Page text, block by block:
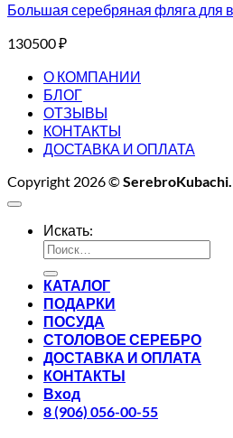
Большая серебряная фляга для
130500₽
О КОМПАНИИ
БЛОГ
ОТЗЫВЫ
КОНТАКТЫ
ДОСТАВКА И ОПЛАТА
Copyright 2026 ©
Искать:
КАТАЛОГ
ПОДАРКИ
ПОСУДА
СТОЛОВОЕ СЕРЕБРО
ДОСТАВКА И ОПЛАТА
КОНТАКТЫ
Вход
8 (906) 056-00-55